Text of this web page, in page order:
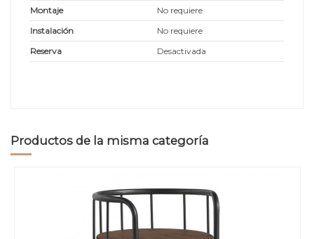
Montaje
No requiere
Instalación
No requiere
Reserva
Desactivada
Productos de la misma categoría